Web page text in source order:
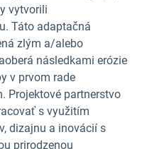
vytvorili
Táto adaptačná
zlým a/alebo
následkami erózie
v prvom rade
Projektové partnerstvo
s využitím
dizajnu a inovácií s
prirodzenou